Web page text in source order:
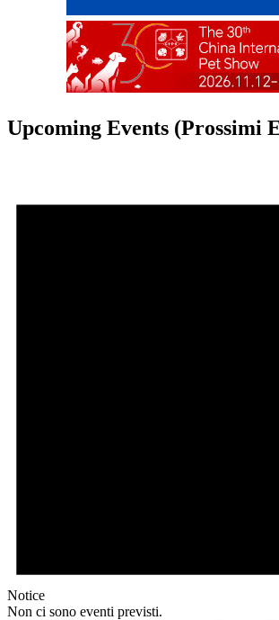
Upcoming Events (Prossimi
Notice
Non ci sono eventi previsti.